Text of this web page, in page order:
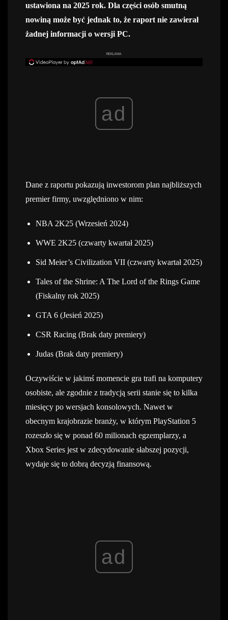
ustawiona na 2025 rok. Dla części osób smutną
nowiną może być jednak to, że raport nie zawierał
żadnej informacji o wersji PC.
REKLAMA
ad
Dane z raportu pokazują inwestorom plan najbliższych
premier firmy, uwzględniono w nim:
NBA 2K25 (Wrzesień 2024)
WWE 2K25 (czwarty kwartał 2025)
Sid Meier’s Civilization VII (czwarty kwartał 2025)
Tales of the Shrine: A The Lord of the Rings Game
(Fiskalny rok 2025)
GTA 6 (Jesień 2025)
CSR Racing (Brak daty premiery)
Judas (Brak daty premiery)
Oczywiście w jakimś momencie gra trafi na komputery
osobiste, ale zgodnie z tradycją serii stanie się to kilka
miesięcy po wersjach konsolowych. Nawet w
obecnym krajobrazie branży, w którym PlayStation 5
rozeszło się w ponad 60 milionach egzemplarzy, a
Xbox Series jest w zdecydowanie słabszej pozycji,
wydaje się to dobrą decyzją finansową.
ad